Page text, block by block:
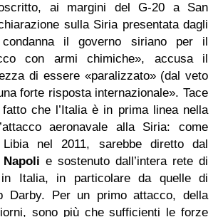
ai margini del G-20 a San
sulla Siria presentata dagli
il governo siriano per il
con armi chimiche», accusa il
di essere «paralizzato» (dal veto
forte risposta internazionale». Tace
che l’Italia è in prima linea nella
aeronavale alla Siria: come
nel 2011, sarebbe diretto dal
Napoli e sostenuto dall’intera rete di
in Italia, in particolare da quelle di
Darby. Per un primo attacco, della
sono più che sufficienti le forze